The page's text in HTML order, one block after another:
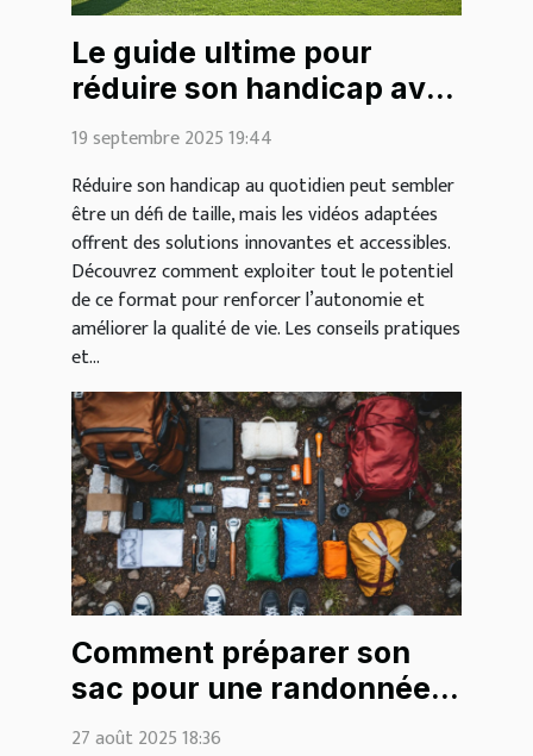
Le guide ultime pour
réduire son handicap avec
des vidéos
19 septembre 2025 19:44
Réduire son handicap au quotidien peut sembler
être un défi de taille, mais les vidéos adaptées
offrent des solutions innovantes et accessibles.
Découvrez comment exploiter tout le potentiel
de ce format pour renforcer l’autonomie et
améliorer la qualité de vie. Les conseils pratiques
et...
Comment préparer son
sac pour une randonnée
en montagne ?
27 août 2025 18:36